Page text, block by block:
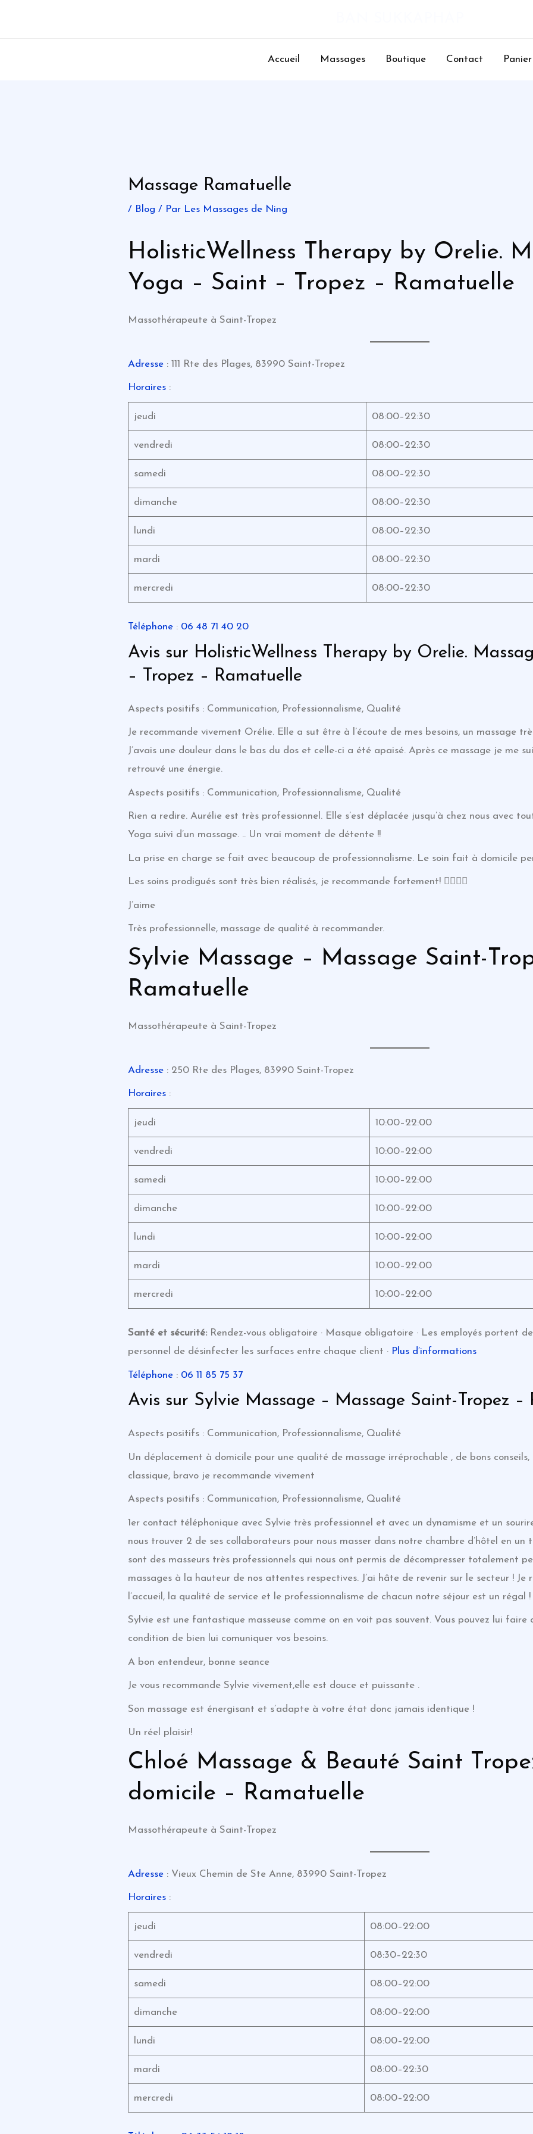
Accueil Massages Boutique Contact Panier
Massage Ramatuelle
/ Blog / Par Les Massages de Ning
HolisticWellness Therapy by Orelie.
Yoga – Saint – Tropez – Ramatuelle
Massothérapeute à Saint-Tropez
Adresse : 111 Rte des Plages, 83990 Saint-Tropez
Horaires :
jeudi 08:00–22:30
vendredi 08:00–22:30
samedi 08:00–22:30
dimanche 08:00–22:30
lundi 08:00–22:30
mardi 08:00–22:30
mercredi 08:00–22:30
Téléphone : 06 48 71 40 20
Avis sur HolisticWellness Therapy by Orelie.
– Tropez – Ramatuelle
Aspects positifs : Communication, Professionnalisme, Qualité
Je recommande vivement Orélie. Elle a sut être à l’écoute de mes besoins, un massage
J’avais une douleur dans le bas du dos et celle-ci a été apaisé. Après ce massage je me
retrouvé une énergie.
Aspects positifs : Communication, Professionnalisme, Qualité
Rien a redire. Aurélie est très professionnel. Elle s’est déplacée jusqu’à chez nous avec
Yoga suivi d’un massage. .. Un vrai moment de détente !!
La prise en charge se fait avec beaucoup de professionnalisme. Le soin fait à domicile
Les soins prodigués sont très bien réalisés, je recommande fortement! 👍🏼👍🏼
J’aime
Très professionnelle, massage de qualité à recommander.
Sylvie Massage – Massage Saint-
Ramatuelle
Massothérapeute à Saint-Tropez
Adresse : 250 Rte des Plages, 83990 Saint-Tropez
Horaires :
jeudi 10:00–22:00
vendredi 10:00–22:00
samedi 10:00–22:00
dimanche 10:00–22:00
lundi 10:00–22:00
mardi 10:00–22:00
mercredi 10:00–22:00
Santé et sécurité: Rendez-vous obligatoire · Masque obligatoire · Les employés portent
personnel de désinfecter les surfaces entre chaque client · Plus d’informations
Téléphone : 06 11 85 75 37
Avis sur Sylvie Massage – Massage Saint-Tropez –
Aspects positifs : Communication, Professionnalisme, Qualité
Un déplacement à domicile pour une qualité de massage irréprochable , de bons conseils,
classique, bravo je recommande vivement
Aspects positifs : Communication, Professionnalisme, Qualité
1er contact téléphonique avec Sylvie très professionnel et avec un dynamisme et un
nous trouver 2 de ses collaborateurs pour nous masser dans notre chambre d’hôtel en un
sont des masseurs très professionnels qui nous ont permis de décompresser totalement
massages à la hauteur de nos attentes respectives. J’ai hâte de revenir sur le secteur ! Je
l’accueil, la qualité de service et le professionnalisme de chacun notre séjour est un régal
Sylvie est une fantastique masseuse comme on en voit pas souvent. Vous pouvez lui faire
condition de bien lui comuniquer vos besoins.
A bon entendeur, bonne seance
Je vous recommande Sylvie vivement,elle est douce et puissante .
Son massage est énergisant et s’adapte à votre état donc jamais identique !
Un réel plaisir!
Chloé Massage & Beauté Saint
domicile – Ramatuelle
Massothérapeute à Saint-Tropez
Adresse : Vieux Chemin de Ste Anne, 83990 Saint-Tropez
Horaires :
jeudi 08:00–22:00
vendredi 08:30–22:30
samedi 08:00–22:00
dimanche 08:00–22:00
lundi 08:00–22:00
mardi 08:00–22:30
mercredi 08:00–22:00